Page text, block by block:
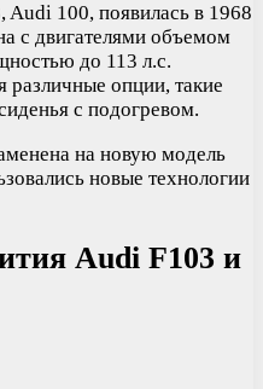
100, появилась в 1968
с двигателями объемом
до 113 л.с.
различные опции, такие
с подогревом.
на новую модель
новые технологии
Audi F103 и